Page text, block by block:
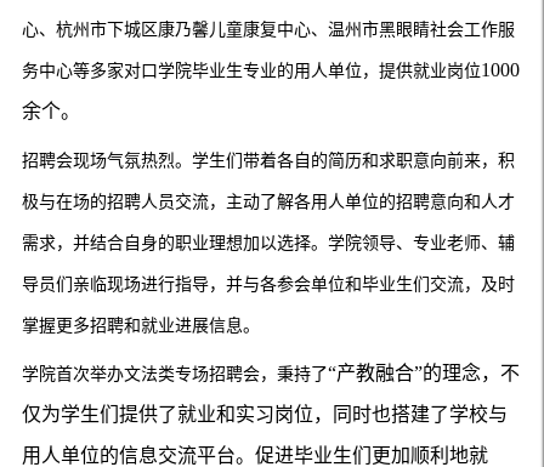
心、杭州市下城区康乃馨儿童康复中心、温州市黑眼睛社会工作服
务中心等多家对口学院毕业生专业的用人单位，提供就业岗位1000
余个。
招聘会现场气氛热烈。学生们带着各自的简历和求职意向前来，积
极与在场的招聘人员交流，主动了解各用人单位的招聘意向和人才
需求，并结合自身的职业理想加以选择。学院领导、专业老师、辅
导员们亲临现场进行指导，并与各参会单位和毕业生们交流，及时
掌握更多招聘和就业进展信息。
学院首次举办文法类专场招聘会，秉持了“产教融合”的理念，不
仅为学生们提供了就业和实习岗位，同时也搭建了学校与
用人单位的信息交流平台。促进毕业生们更加顺利地就